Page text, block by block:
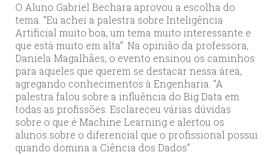
O Aluno Gabriel Bechara aprovou a escolha do
tema. “Eu achei a palestra sobre Inteligência
Artificial muito boa, um tema muito interessante e
que está muito em alta”. Na opinião da professora,
Daniela Magalhães, o evento ensinou os caminhos
para aqueles que querem se destacar nessa área,
agregando conhecimentos à Engenharia. “A
palestra falou sobre a influência do Big Data em
todas as profissões. Esclareceu várias dúvidas
sobre o que é Machine Learning e alertou os
alunos sobre o diferencial que o profissional possui
quando domina a Ciência dos Dados”.